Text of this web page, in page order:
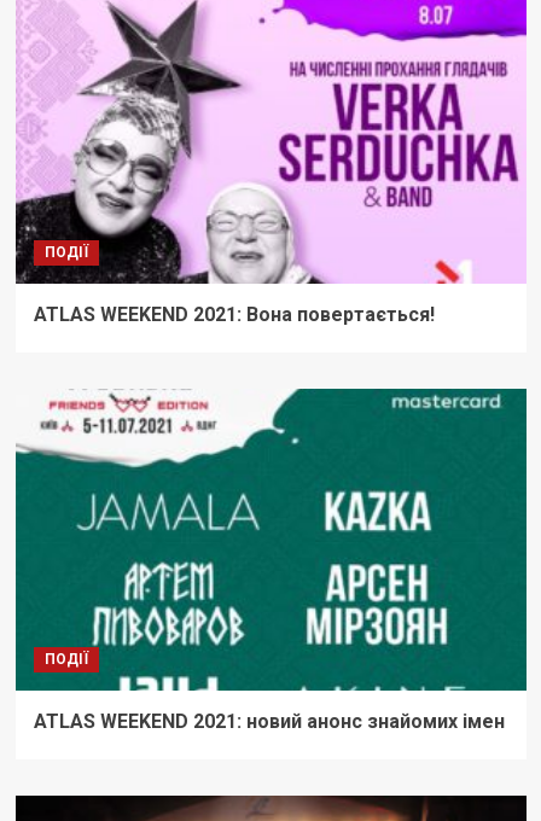
ПОДІЇ
ATLAS WEEKEND 2021: Вона повертається!
ПОДІЇ
ATLAS WEEKEND 2021: новий анонс знайомих імен